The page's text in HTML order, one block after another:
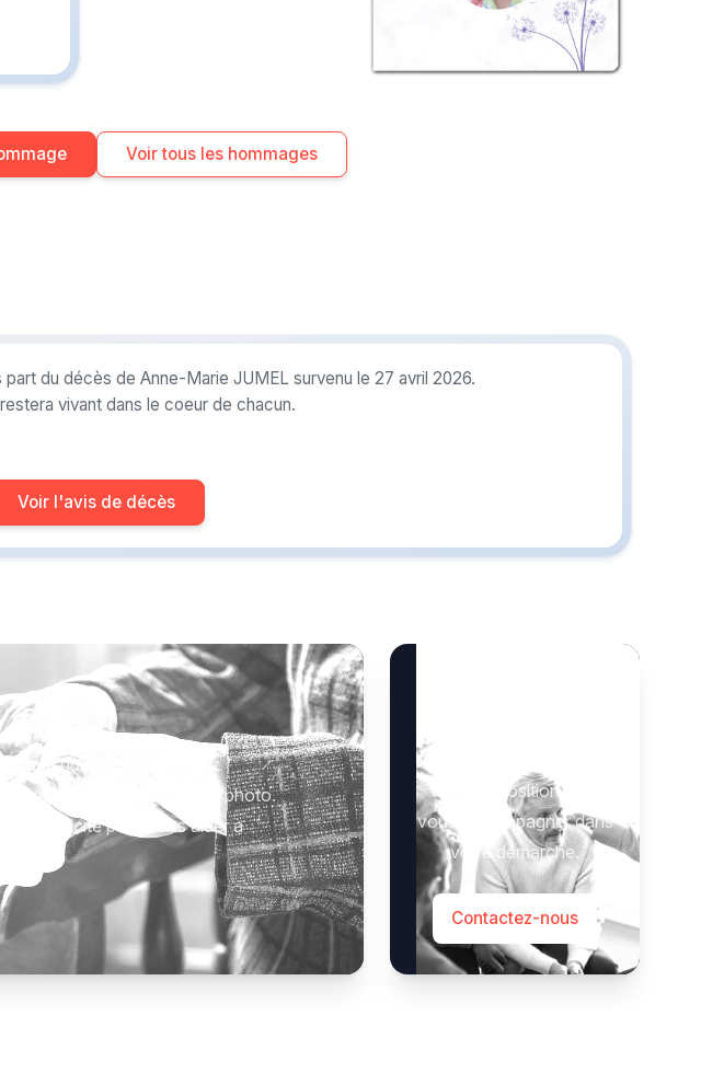
Voir tous les hommages
du décès de Anne-Marie JUMEL survenu le 27 avril 2026.
vivant dans le coeur de chacun.
Voir l'avis de décès
qui vous ressemble :
accompagné d'une photo.
simplicité pour vous aider à
votre disposition pour
vous accompagner dans
votre démarche.
Contactez-nous